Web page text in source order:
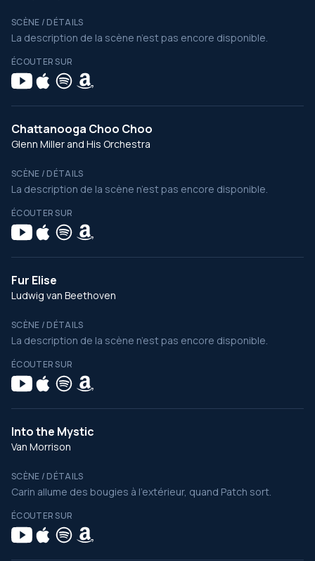
SCÈNE / DÉTAILS
La description de la scène n’est pas encore disponible.
ÉCOUTER SUR
Chattanooga Choo Choo
Glenn Miller and His Orchestra
SCÈNE / DÉTAILS
La description de la scène n’est pas encore disponible.
ÉCOUTER SUR
Fur Elise
Ludwig van Beethoven
SCÈNE / DÉTAILS
La description de la scène n’est pas encore disponible.
ÉCOUTER SUR
Into the Mystic
Van Morrison
SCÈNE / DÉTAILS
Carin allume des bougies à l’extérieur, quand Patch sort.
ÉCOUTER SUR